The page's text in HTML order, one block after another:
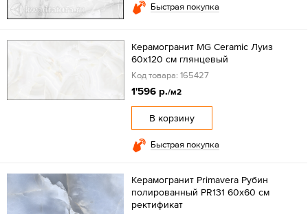
Быстрая покупка
Керамогранит MG Ceramic Луиз
60x120 см глянцевый
Код товара: 165427
1'596 р./м2
В корзину
Быстрая покупка
Керамогранит Primavera Рубин
полированный PR131 60x60 см
ректификат